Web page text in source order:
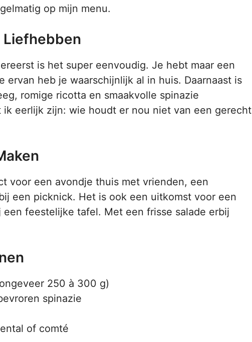
op mijn menu.
Liefhebben
is het super eenvoudig. Je hebt maar een
ervan heb je waarschijnlijk al in huis. Daarnaast is
romige ricotta en smaakvolle spinazie
ik eerlijk zijn: wie houdt er nou niet van een gerecht
voor een avondje thuis met vrienden, een
een picknick. Het is ook een uitkomst voor een
feestelijke tafel. Met een frisse salade erbij
250 à 300 g)
spinazie
of comté